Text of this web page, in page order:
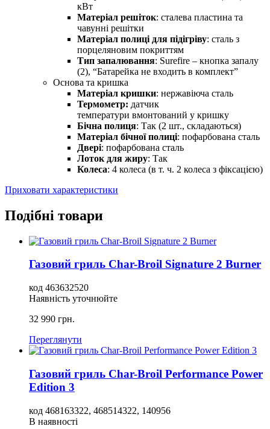
кВт
Матеріал решіток: сталева пластина та
чавунні решітки
Матеріал полиці для підігріву: сталь з
порцеляновим покриттям
Тип запалювання: Surefire – кнопка запалу
(2), “Батарейка не входить в комплект”
Основа та кришка
Матеріал кришки: нержавіюча сталь
Термометр: датчик
температури вмонтований у кришку
Бічна полиця: Так (2 шт., складаються)
Матеріал бічної полиці: пофарбована сталь
Двері: пофарбована сталь
Лоток для жиру: Так
Колеса: 4 колеса (в т. ч. 2 колеса з фіксацією)
Приховати характеристики
Подібні товари
Газовий гриль Char-Broil Signature 2 Burner
код 463632520
Наявність уточнюйте
32 990 грн.
Переглянути
Газовий гриль Char-Broil Performance Power
Edition 3
код 468163322, 468514322, 140956
В наявності